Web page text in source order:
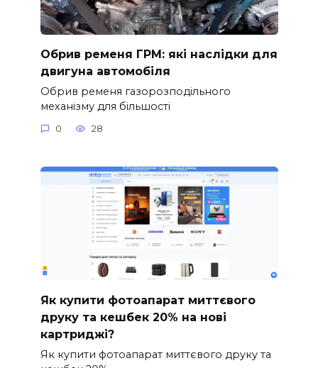
Обрив ременя ГРМ: які наслідки для
двигуна автомобіля
Обрив ременя газорозподільного
механізму для більшості
0 28
Як купити фотоапарат миттєвого
друку та кешбек 20% на нові
картриджі?
Як купити фотоапарат миттєвого друку та